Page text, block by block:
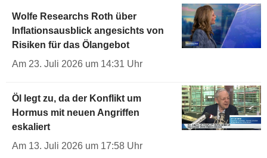
Wolfe Researchs Roth über
Inflationsausblick angesichts von
Risiken für das Ölangebot
Am 23. Juli 2026 um 14:31 Uhr
Öl legt zu, da der Konflikt um
Hormus mit neuen Angriffen
eskaliert
Am 13. Juli 2026 um 17:58 Uhr